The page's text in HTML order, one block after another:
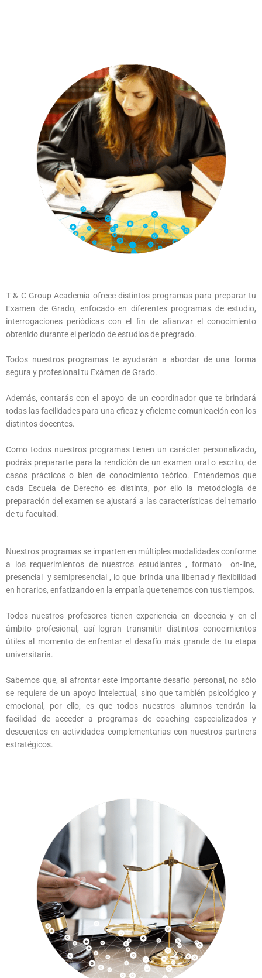
T & C Group Academia ofrece distintos programas para preparar tu
Examen de Grado, enfocado en diferentes programas de estudio,
interrogaciones periódicas con el fin de afianzar el conocimiento
obtenido durante el periodo de estudios de pregrado.
Todos nuestros programas te ayudarán a abordar de una forma
segura y profesional tu Exámen de Grado.
Además, contarás con el apoyo de un coordinador que te brindará
todas las facilidades para una eficaz y eficiente comunicación con los
distintos docentes.
Como todos nuestros programas tienen un carácter personalizado,
podrás prepararte para la rendición de un examen oral o escrito, de
casos prácticos o bien de conocimiento teórico. Entendemos que
cada Escuela de Derecho es distinta, por ello la metodología de
preparación del examen se ajustará a las características del temario
de tu facultad.
Nuestros programas se imparten en múltiples modalidades conforme
a los requerimientos de nuestros estudiantes , formato on-line,
presencial y semipresencial , lo que brinda una libertad y flexibilidad
en horarios, enfatizando en la empatía que tenemos con tus tiempos.
Todos nuestros profesores tienen experiencia en docencia y en el
ámbito profesional, así logran transmitir distintos conocimientos
útiles al momento de enfrentar el desafío más grande de tu etapa
universitaria.
Sabemos que, al afrontar este importante desafío personal, no sólo
se requiere de un apoyo intelectual, sino que también psicológico y
emocional, por ello, es que todos nuestros alumnos tendrán la
facilidad de acceder a programas de coaching especializados y
descuentos en actividades complementarias con nuestros partners
estratégicos.